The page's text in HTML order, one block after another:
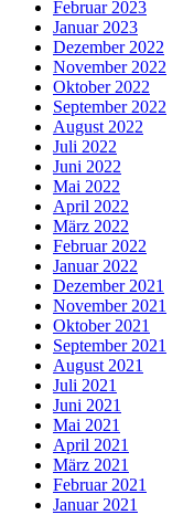
Februar 2023
Januar 2023
Dezember 2022
November 2022
Oktober 2022
September 2022
August 2022
Juli 2022
Juni 2022
Mai 2022
April 2022
März 2022
Februar 2022
Januar 2022
Dezember 2021
November 2021
Oktober 2021
September 2021
August 2021
Juli 2021
Juni 2021
Mai 2021
April 2021
März 2021
Februar 2021
Januar 2021